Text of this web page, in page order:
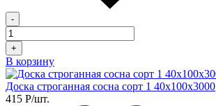
-
+
В корзину
Доска строганная сосна сорт 1 40х100х3000
415 Р/шт.